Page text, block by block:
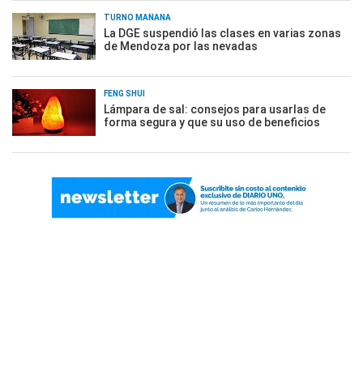
TURNO MAÑANA
La DGE suspendió las clases en varias zonas
de Mendoza por las nevadas
FENG SHUI
Lámpara de sal: consejos para usarlas de
forma segura y que su uso de beneficios